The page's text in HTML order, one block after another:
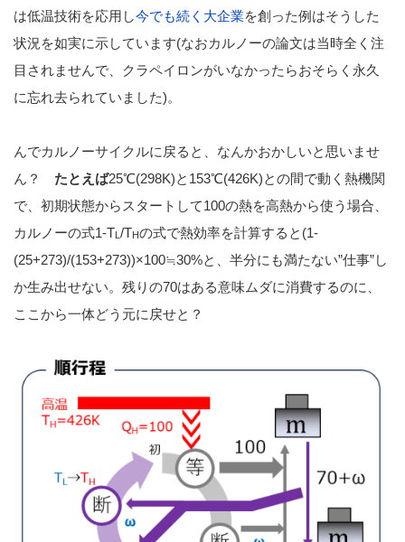
は低温技術を応用し今でも続く大企業を創った例はそうした
状況を如実に示しています(なおカルノーの論文は当時全く注
目されませんで、クラペイロンがいなかったらおそらく永久
に忘れ去られていました)。
んでカルノーサイクルに戻ると、なんかおかしいと思いませ
ん？ たとえば25℃(298K)と153℃(426K)との間で動く熱機関
で、初期状態からスタートして100の熱を高熱から使う場合、
カルノーの式1-T /THの式で熱効率を計算すると(1-
(25+273)/(153+273))×100≒30%と、半分にも満たない”仕事”し
か生み出せない。残りの70はある意味ムダに消費するのに、
ここから一体どう元に戻せと？